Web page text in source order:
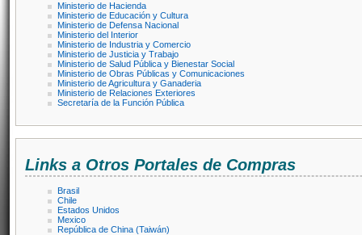
Ministerio de Hacienda
Ministerio de Educación y Cultura
Ministerio de Defensa Nacional
Ministerio del Interior
Ministerio de Industria y Comercio
Ministerio de Justicia y Trabajo
Ministerio de Salud Pública y Bienestar Social
Ministerio de Obras Públicas y Comunicaciones
Ministerio de Agricultura y Ganaderia
Ministerio de Relaciones Exteriores
Secretaría de la Función Pública
Links a Otros Portales de Compras
Brasil
Chile
Estados Unidos
Mexico
República de China (Taiwán)